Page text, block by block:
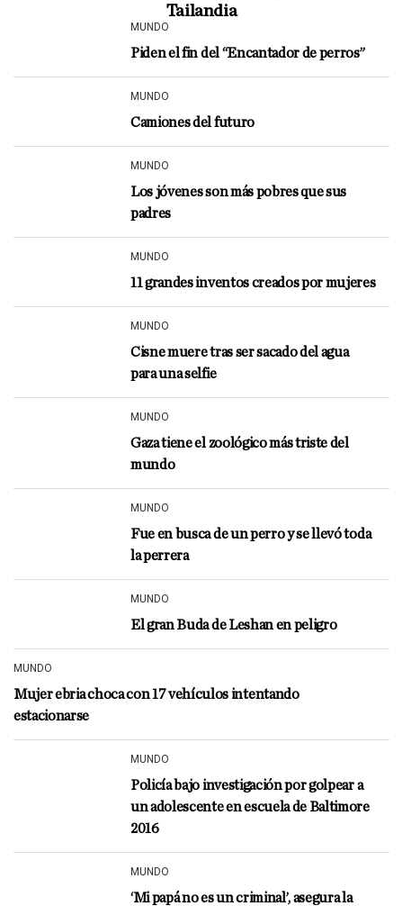
Tailandia
MUNDO
Piden el fin del “Encantador de perros”
MUNDO
Camiones del futuro
MUNDO
Los jóvenes son más pobres que sus
padres
MUNDO
11 grandes inventos creados por mujeres
MUNDO
Cisne muere tras ser sacado del agua
para una selfie
MUNDO
Gaza tiene el zoológico más triste del
mundo
MUNDO
Fue en busca de un perro y se llevó toda
la perrera
MUNDO
El gran Buda de Leshan en peligro
MUNDO
Mujer ebria choca con 17 vehículos intentando
estacionarse
MUNDO
Policía bajo investigación por golpear a
un adolescente en escuela de Baltimore
2016
MUNDO
‘Mi papá no es un criminal’, asegura la